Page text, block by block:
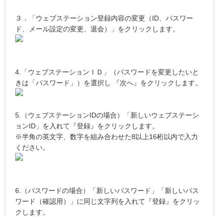
３．「ウェブステーション登録内容の変更（ID、パスワー
ド、メール設定の変更、退会）」をクリックします。
4.「ウェブステーションＩＤ」（パスワードを変更したいと
きは「パスワード」）を選択し 『次へ』をクリックします。
5.（ウェブステーションIDの場合）「新しいウェブステーシ
ョンID」を入れて『登録』をクリックします。
※半角の英文字、数字を組み合わせた8以上16桁以内で入力
ください。
6.（パスワードの場合）「新しいパスワード」「新しいパス
ワード（確認用）」に同じ文字列を入れて『登録』をクリッ
クします。